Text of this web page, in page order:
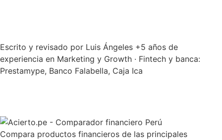
Escrito y revisado por Luis Ángeles +5 años de
experiencia en Marketing y Growth · Fintech y banca:
Prestamype, Banco Falabella, Caja Ica
Compara productos financieros de las principales